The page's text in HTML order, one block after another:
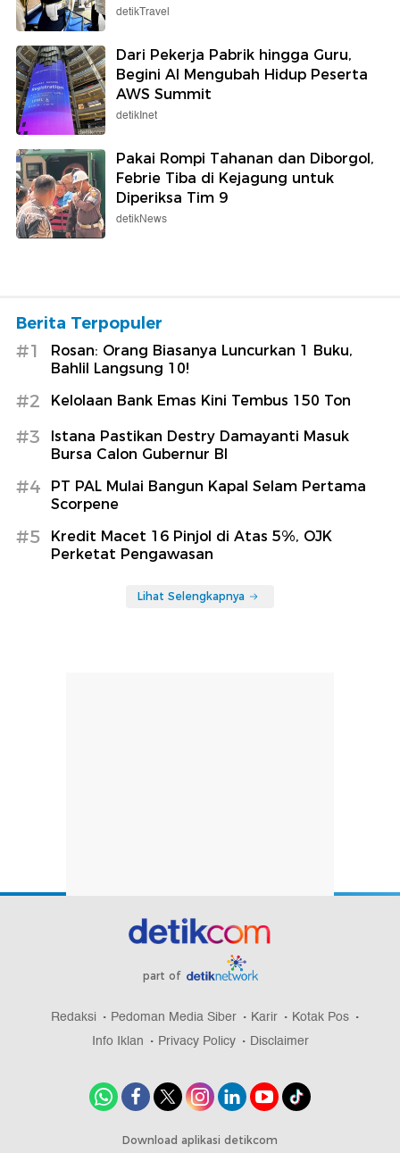
detikTravel
Dari Pekerja Pabrik hingga Guru,
Begini AI Mengubah Hidup Peserta
AWS Summit
detikInet
Pakai Rompi Tahanan dan Diborgol,
Febrie Tiba di Kejagung untuk
Diperiksa Tim 9
detikNews
Berita Terpopuler
#1
Rosan: Orang Biasanya Luncurkan 1 Buku,
Bahlil Langsung 10!
#2 Kelolaan Bank Emas Kini Tembus 150 Ton
#3
Istana Pastikan Destry Damayanti Masuk
Bursa Calon Gubernur BI
#4
PT PAL Mulai Bangun Kapal Selam Pertama
Scorpene
#5
Kredit Macet 16 Pinjol di Atas 5%, OJK
Perketat Pengawasan
Lihat Selengkapnya
part of
Redaksi Pedoman Media Siber Karir
Kotak Pos
Info Iklan
Privacy Policy Disclaimer
Download aplikasi detikcom